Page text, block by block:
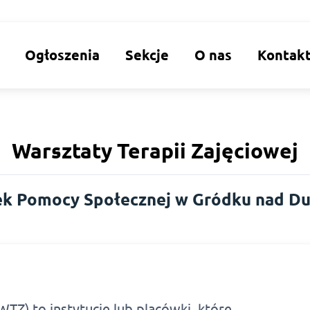
Ogłoszenia Sekcje O nas
Warsztaty Terapii Zajęciowej
Pomocy Społecznej w Gródku nad